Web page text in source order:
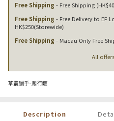
Free Shipping - Free Shipping
Free Shipping - Free Delivery to EF
HK$250(Storewide)
Free Shipping - Macau Only Free
All
草叢獵手-爬行類
Description